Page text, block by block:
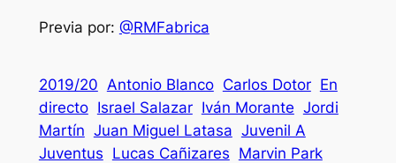
Previa por: @RMFabrica
2019/20 Antonio Blanco Carlos Dotor En
directo Israel Salazar Iván Morante Jordi
Martín Juan Miguel Latasa Juvenil A
Juventus Lucas Cañizares Marvin Park